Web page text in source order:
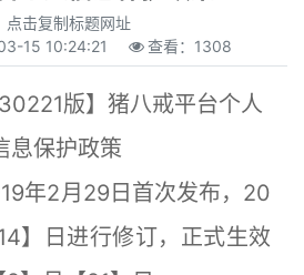
点击复制标题网址
15 10:24:21 查看： 1308
版】猪八戒平台个人
息保护政策
2月29日首次发布，20
】日进行修订，正式生效